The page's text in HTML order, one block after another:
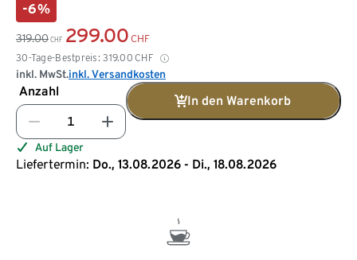
-6%
319.00 CHF 299.00 CHF
30-Tage-Bestpreis: 319.00 CHF
inkl. MwSt.inkl. Versandkosten
Anzahl
In den Warenkorb
Auf Lager
Liefertermin: Do., 13.08.2026 - Di., 18.08.2026